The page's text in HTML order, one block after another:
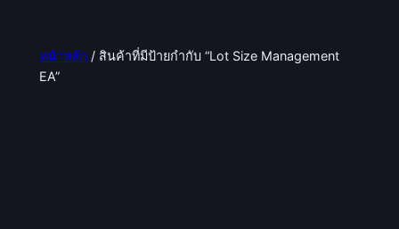
หน้าหลัก / สินค้าที่มีป้ายกำกับ “Lot Size Management
EA”